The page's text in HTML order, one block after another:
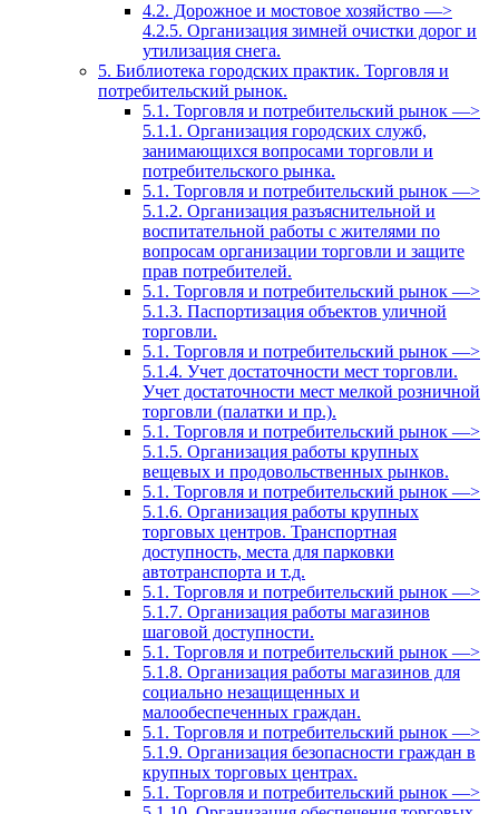
4.2. Дорожное и мостовое хозяйство —>
4.2.5. Организация зимней очистки дорог и
утилизация снега.
5. Библиотека городских практик. Торговля и
потребительский рынок.
5.1. Торговля и потребительский рынок —>
5.1.1. Организация городских служб,
занимающихся вопросами торговли и
потребительского рынка.
5.1. Торговля и потребительский рынок —>
5.1.2. Организация разъяснительной и
воспитательной работы с жителями по
вопросам организации торговли и защите
прав потребителей.
5.1. Торговля и потребительский рынок —>
5.1.3. Паспортизация объектов уличной
торговли.
5.1. Торговля и потребительский рынок —>
5.1.4. Учет достаточности мест торговли.
Учет достаточности мест мелкой розничной
торговли (палатки и пр.).
5.1. Торговля и потребительский рынок —>
5.1.5. Организация работы крупных
вещевых и продовольственных рынков.
5.1. Торговля и потребительский рынок —>
5.1.6. Организация работы крупных
торговых центров. Транспортная
доступность, места для парковки
автотранспорта и т.д.
5.1. Торговля и потребительский рынок —>
5.1.7. Организация работы магазинов
шаговой доступности.
5.1. Торговля и потребительский рынок —>
5.1.8. Организация работы магазинов для
социально незащищенных и
малообеспеченных граждан.
5.1. Торговля и потребительский рынок —>
5.1.9. Организация безопасности граждан в
крупных торговых центрах.
5.1. Торговля и потребительский рынок —>